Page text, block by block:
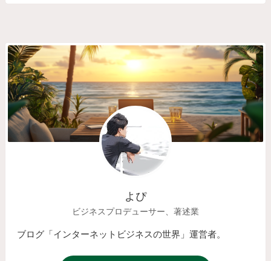
よぴ
ビジネスプロデューサー、著述業
ブログ「インターネットビジネスの世界」運営者。